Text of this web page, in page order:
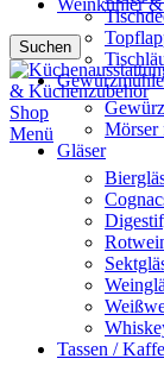
Weinkühler
Suchen
Menü
Mörser
Gläser
Tassen /